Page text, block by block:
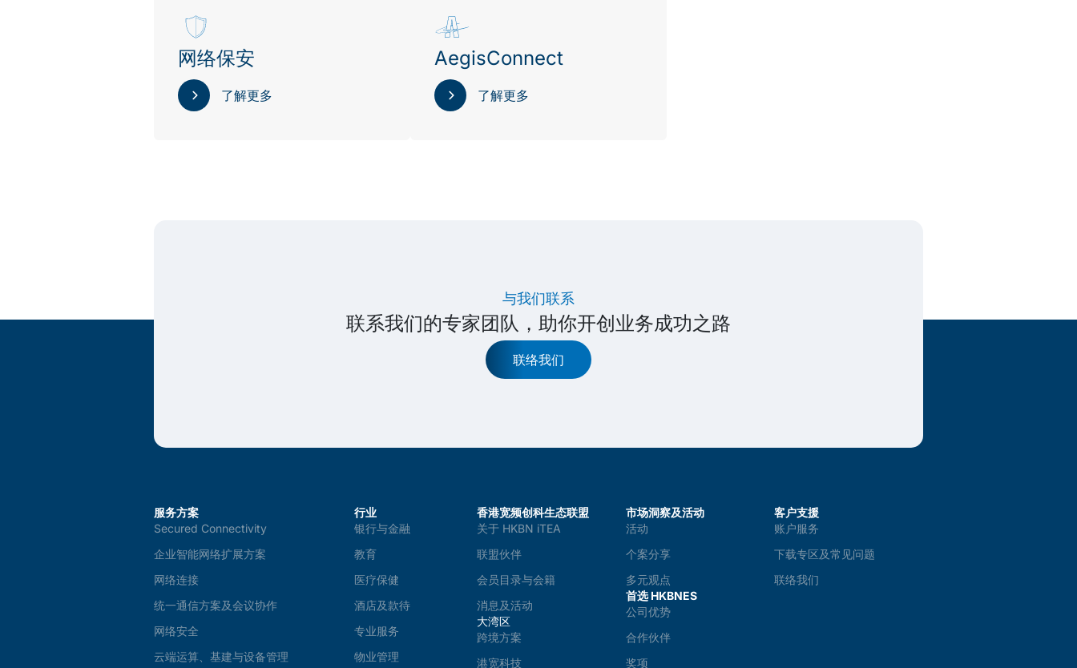
网络保安
了解更多
AegisConnect
了解更多
与我们联系
联系我们的专家团队，助你开创业务成功之路
联络我们
服务方案
Secured Connectivity
企业智能网络扩展方案
网络连接
统一通信方案及会议协作
网络安全
云端运算、基建与设备管理
行业
银行与金融
教育
医疗保健
酒店及款待
专业服务
物业管理
香港宽频创科生态联盟
关于 HKBN iTEA
联盟伙伴
会员目录与会籍
消息及活动
大湾区
跨境方案
港宽科技
市场洞察及活动
活动
个案分享
多元观点
首选 HKBNES
公司优势
合作伙伴
奖项
客户支援
账户服务
下载专区及常见问题
联络我们